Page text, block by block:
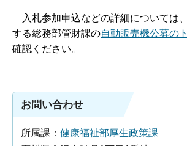
入札参加申込などの詳細については
する総務部管財課の自動販売機公募の
確認ください。
お問い合わせ
所属課： 健康福祉部厚生政策課